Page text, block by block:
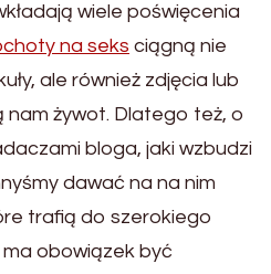
wiele poświęcenia
na seks ciągną nie
ale również zdjęcia lub
żywot. Dlatego też, o
bloga, jaki wzbudzi
dawać na na nim
trafią do szerokiego
obowiązek być